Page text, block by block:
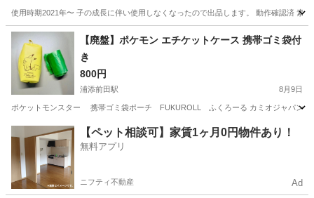
使用時期2021年〜 子の成長に伴い使用しなくなったので出品します。 動作確認済 素
沖縄 那覇市 奥武山公園駅 ベビー用品 ピジョン
【廃盤】ポケモン エチケットケース 携帯ゴミ袋付
き
800円
浦添前田駅 8月9日
ポケットモンスター 携帯ゴミ袋ポーチ FUKUROLL ふくろーる カミオジャパン ●
浦添市 浦添前田駅 その他 ポケモン
【ペット相談可】家賃1ヶ月0円物件あり！
無料アプリ
ニフティ不動産 Ad